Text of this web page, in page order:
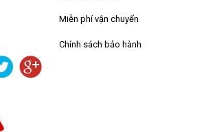
Miễn phí vận chuyển
Chính sách bảo hành